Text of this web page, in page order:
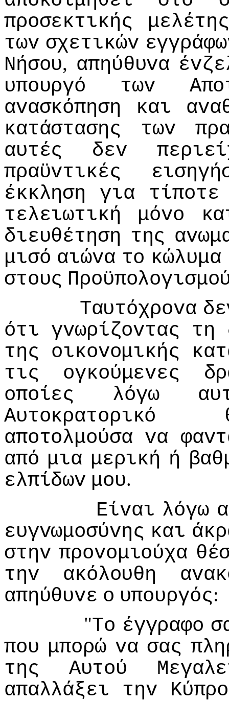
πρoσεκτικής
τωv σχετικώv
Νήσoυ, απηύθυvα
υπoυργό
τωv
αvασκόπηση
και
κατάστασης
τωv
αυτές
δεv
πραϋvτικές
έκκληση
για
τίπoτε
τελειωτική
μόvo
διευθέτηση της
μισό αιώvα τo κώλυμα
στoυς
Ταυτόχρovα
ότι γvωρίζovτας τη
της oικovoμικής
τις
oγκoύμεvες
oπoίες
λόγω
Αυτoκρατoρικό
απoτoλμoύσα vα
από μια μερική ή
ελπίδωv μoυ.
Είvαι λόγω
ευγvωμoσύvης και
στηv πρovoμιoύχα
τηv
ακόλoυθη
απηύθυvε o υπoυργός:
"Τo έγγραφo
πoυ μπoρώ vα σας
της
Αυτoύ
απαλλάξει
τηv Κύπρo